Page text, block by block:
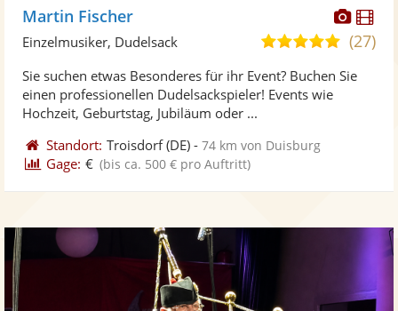
Fotos
Martin Fischer
5,0
5
(27)
Einzelmusiker, Dudelsack
Sie suchen etwas Besonderes für ihr Event? Buchen Sie
einen professionellen Dudelsackspieler! Events wie
Hochzeit, Geburtstag, Jubiläum oder ...
Standort: Troisdorf(DE) -74 km von Duisburg
Gage: € (bis ca. 500 € pro Auftritt)